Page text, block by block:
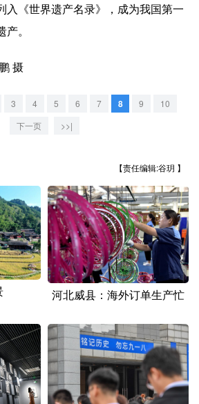
吉林 上海
南 湖北 湖南
西 海南 重庆
州 云南 西藏
肃 青海 宁夏
古 黑龙江
Français عربى
入《世界遗产名录》，成为我国第一
。
摄
3 4 5 6 7 8 9
10
下一页
>>|
【责任编辑:谷玥 】
河北威县：海外订单生产忙